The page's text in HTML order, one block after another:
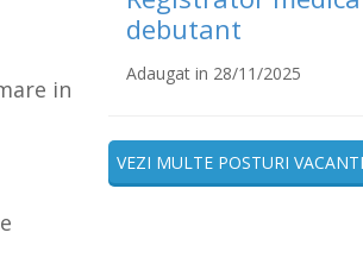
in
debutant
Adaugat in 28/11/2025
VEZI MULTE POSTURI